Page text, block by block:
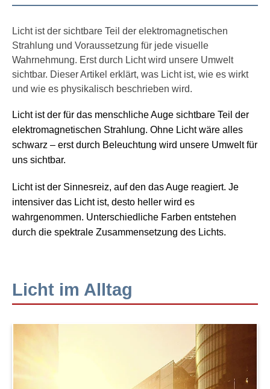
Licht ist der sichtbare Teil der elektromagnetischen
Strahlung und Voraussetzung für jede visuelle
Wahrnehmung. Erst durch Licht wird unsere Umwelt
sichtbar. Dieser Artikel erklärt, was Licht ist, wie es wirkt
und wie es physikalisch beschrieben wird.
Licht ist der für das menschliche Auge sichtbare Teil der
elektromagnetischen Strahlung. Ohne Licht wäre alles
schwarz – erst durch Beleuchtung wird unsere Umwelt für
uns sichtbar.
Licht ist der Sinnesreiz, auf den das Auge reagiert. Je
intensiver das Licht ist, desto heller wird es
wahrgenommen. Unterschiedliche Farben entstehen
durch die spektrale Zusammensetzung des Lichts.
Licht im Alltag